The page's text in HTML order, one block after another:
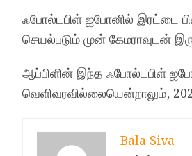
ஃபோல்டபிள் ஐபோனில் இரட்டை
செயல்படும் முன் கேமராவுடன்
ஆப்பிளின் இந்த ஃபோல்டபிள்
வெளிவரவில்லையென்றாலும்,
Bala Siva